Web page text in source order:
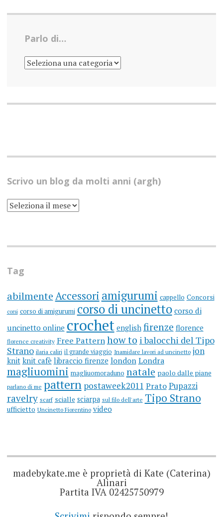
Parlo di…
PARLO
DI…
Scrivo un blog da molti anni (argh)
SCRIVO
UN
(ARGH)
Tag
abilmenteAccessori amigurumi cappello Concorsi
corsi corso di amigurumi corso di uncinetto corso di
uncinetto online crochet english firenze florence
florence creativity Free Pattern how to i balocchi del Tipo
Strano ilaria caliri il grande viaggio Inamidare lavori ad uncinetto jon
knit knit cafè libraccio firenze london Londra
magliuomini magliuomoraduno natale paolo dalle piane
parlano di me pattern postaweek2011 Prato Pupazzi
ravelry scarf scialle sciarpa sul filo dell'arte Tipo Strano
ufficietto Uncinetto Fiorentino video
madebykate.me è proprietà di Kate (Caterina)
Alinari
Partita IVA 02425750979